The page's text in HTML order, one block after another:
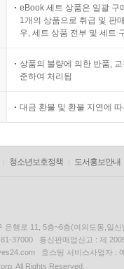
eBook 세트 상품은 일괄 구
1개의 상품으로 취급 및 판
우, 세트 상품 전부 및 세트
상품의 불량에 의한 반품,
준하여 처리됨
대금 환불 및 환불 지연에
청소년보호정책 도서홍보안내
은행로 11, 5층~6층(여의도동,일신
81-37000 통신판매업신고 : 제
호스팅 서비스사업자 :
All Rights Reserved.